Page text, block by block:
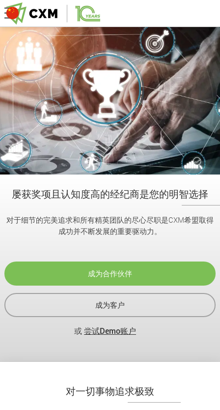
屡获奖项且认知度高的经纪商是您的明智选择
对于细节的完美追求和所有精英团队的尽心尽职是CXM希盟取得
成功并不断发展的重要驱动力。
成为合作伙伴
成为客户
或尝试Demo账户
对一切事物追求极致